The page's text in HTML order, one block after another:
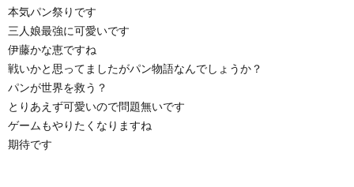
本気パン祭りです
三人娘最強に可愛いです
伊藤かな恵ですね
戦いかと思ってましたがパン物語なんでしょうか？
パンが世界を救う？
とりあえず可愛いので問題無いです
ゲームもやりたくなりますね
期待です